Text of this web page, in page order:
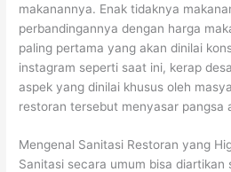
makanannya. Enak tidaknya
perbandingannya dengan harga
paling pertama yang akan dinilai
instagram seperti saat ini, kerap
aspek yang dinilai khusus oleh
restoran tersebut menyasar pangsa
Mengenal Sanitasi Restoran yang
Sanitasi secara umum bisa diartikan